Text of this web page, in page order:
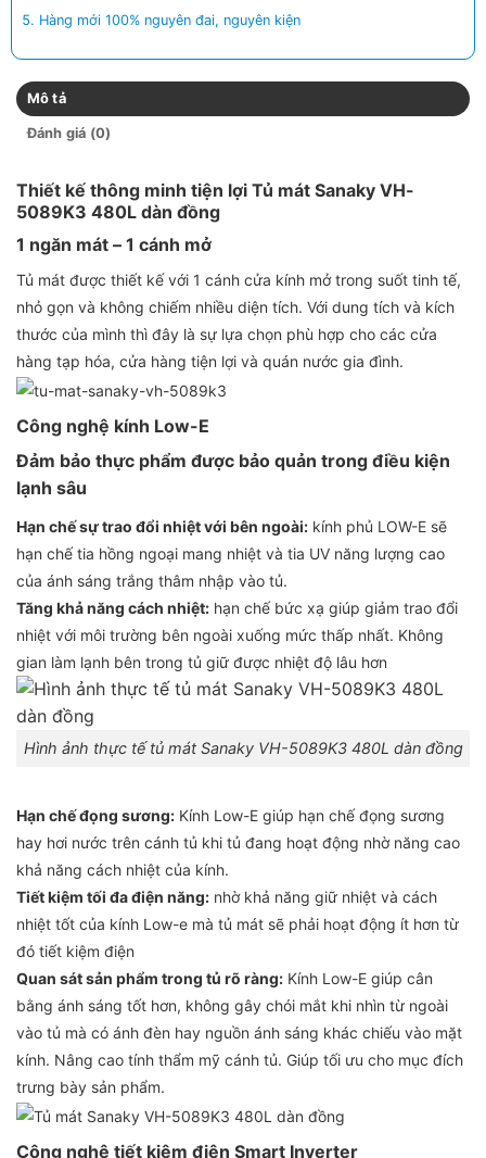
Hàng mới 100% nguyên đai, nguyên kiện
Mô tả
Đánh giá (0)
Thiết kế thông minh tiện lợi Tủ mát Sanaky VH-
5089K3 480L dàn đồng
1 ngăn mát – 1 cánh mở
Tủ mát được thiết kế với 1 cánh cửa kính mở trong suốt tinh tế,
nhỏ gọn và không chiếm nhiều diện tích. Với dung tích và kích
thước của mình thì đây là sự lựa chọn phù hợp cho các cửa
hàng tạp hóa, cửa hàng tiện lợi và quán nước gia đình.
Công nghệ kính Low-E
Đảm bảo thực phẩm được bảo quản trong điều kiện
lạnh sâu
Hạn chế sự trao đổi nhiệt với bên ngoài: kính phủ LOW-E sẽ
hạn chế tia hồng ngoại mang nhiệt và tia UV năng lượng cao
của ánh sáng trắng thâm nhập vào tủ.
Tăng khả năng cách nhiệt: hạn chế bức xạ giúp giảm trao đổi
nhiệt với môi trường bên ngoài xuống mức thấp nhất. Không
gian làm lạnh bên trong tủ giữ được nhiệt độ lâu hơn
Hình ảnh thực tế tủ mát Sanaky VH-5089K3 480L dàn đồng
Hạn chế đọng sương: Kính Low-E giúp hạn chế đọng sương
hay hơi nước trên cánh tủ khi tủ đang hoạt động nhờ năng cao
khả năng cách nhiệt của kính.
Tiết kiệm tối đa điện năng: nhờ khả năng giữ nhiệt và cách
nhiệt tốt của kính Low-e mà tủ mát sẽ phải hoạt động ít hơn từ
đó tiết kiệm điện
Quan sát sản phẩm trong tủ rõ ràng: Kính Low-E giúp cân
bằng ánh sáng tốt hơn, không gây chói mắt khi nhìn từ ngoài
vào tủ mà có ánh đèn hay nguồn ánh sáng khác chiếu vào mặt
kính. Nâng cao tính thẩm mỹ cánh tủ. Giúp tối ưu cho mục đích
trưng bày sản phẩm.
Công nghệ tiết kiệm điện Smart Inverter